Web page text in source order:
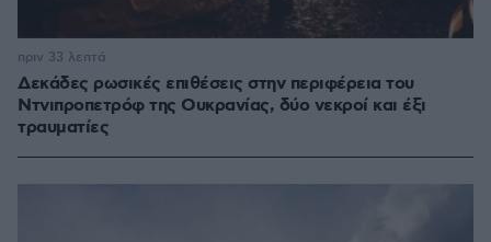
Δεκάδες ρωσικές επιθέσεις στην περιφέρεια του
Ντνιπροπετρόφ της Ουκρανίας, δύο νεκροί και έξι
τραυματίες
πριν 33 λεπτά